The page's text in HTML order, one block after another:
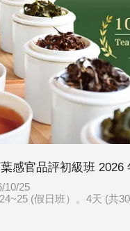
葉感官品評初級班
10/25